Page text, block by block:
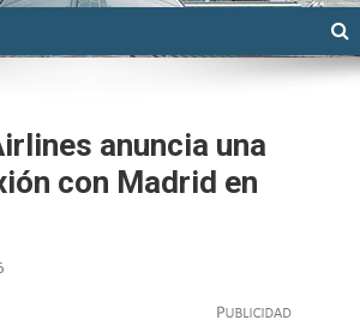
anuncia una
con Madrid en